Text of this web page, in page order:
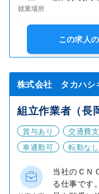
就業場所
この求人
株式会社 タカハシ
組立作業者（長
賞与あり
交通費
車通勤可
転勤なし
当社のＣＮ
る仕事です